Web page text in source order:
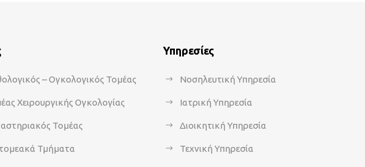
– Ογκολογικός Τομέας
Χειρουργικής Ογκολογίας
Τομέας
Τμήματα
Υπηρεσίες
Νοσηλευτική Υπηρεσία
Ιατρική Υπηρεσία
Διοικητική Υπηρεσία
Τεχνική Υπηρεσία